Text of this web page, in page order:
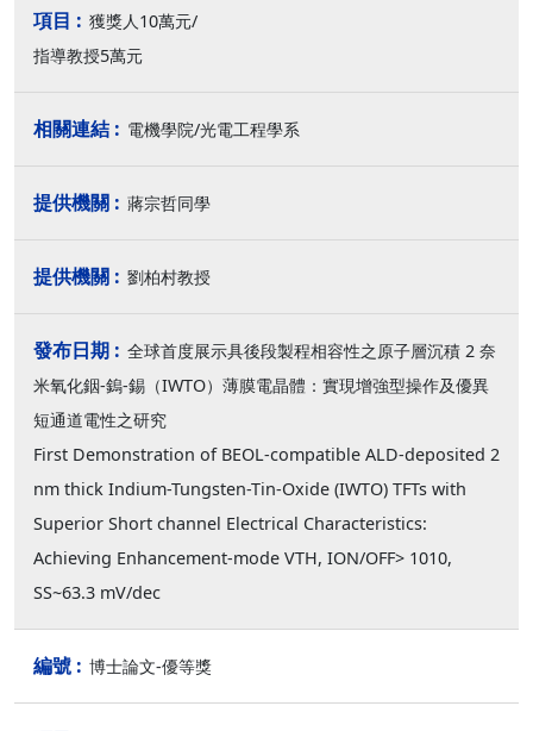
獲獎人10萬元/
指導教授5萬元
電機學院/光電工程學系
蔣宗哲同學
劉柏村教授
全球首度展示具後段製程相容性之原子層沉積 2 奈
米氧化銦-鎢-錫（IWTO）薄膜電晶體：實現增強型操作及優異
短通道電性之研究
First Demonstration of BEOL-compatible ALD-deposited 2
nm thick Indium-Tungsten-Tin-Oxide (IWTO) TFTs with
Superior Short channel Electrical Characteristics:
Achieving Enhancement-mode VTH, ION/OFF> 1010,
SS~63.3 mV/dec
博士論文-優等獎